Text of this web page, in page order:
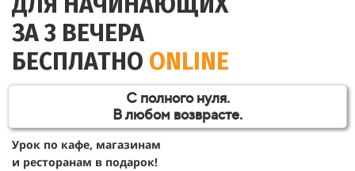
ДЛЯ НАЧИНАЮЩИХ
ЗА 3 ВЕЧЕРА
БЕСПЛАТНО ONLINE
С полного нуля.
В любом возврасте.
Урок по кафе, магазинам
и ресторанам в подарок!